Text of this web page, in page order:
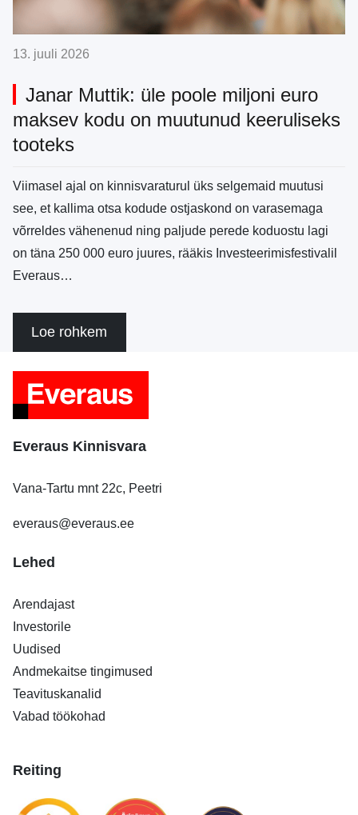
13. juuli 2026
Janar Muttik: üle poole miljoni euro
maksev kodu on muutunud keeruliseks
tooteks
Viimasel ajal on kinnisvaraturul üks selgemaid muutusi
see, et kallima otsa kodude ostjaskond on varasemaga
võrreldes vähenenud ning paljude perede koduostu lagi
on täna 250 000 euro juures, rääkis Investeerimisfestivalil
Everaus…
Loe rohkem
Everaus Kinnisvara
Vana-Tartu mnt 22c, Peetri
everaus@everaus.ee
Lehed
Arendajast
Investorile
Uudised
Andmekaitse tingimused
Teavituskanalid
Vabad töökohad
Reiting